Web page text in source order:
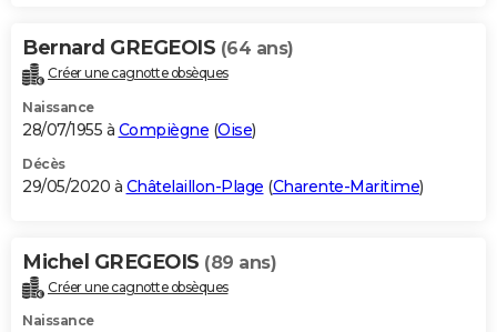
Bernard GREGEOIS (64 ans)
Créer une cagnotte obsèques
Naissance
28/07/1955 à Compiègne (Oise)
Décès
29/05/2020 à Châtelaillon-Plage (Charente-Maritime)
Michel GREGEOIS (89 ans)
Créer une cagnotte obsèques
Naissance